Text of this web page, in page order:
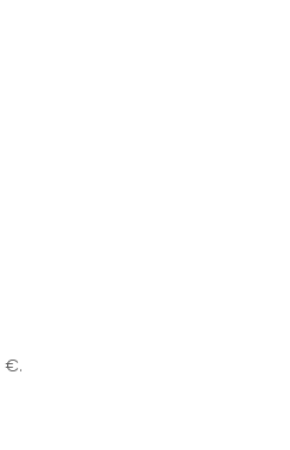
€.